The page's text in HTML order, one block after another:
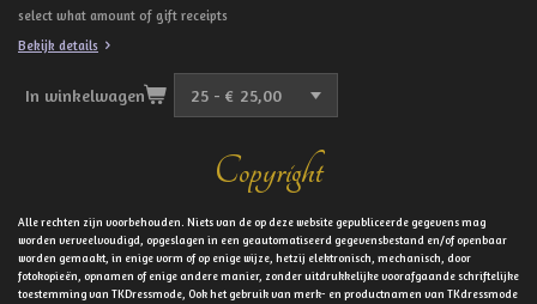
select what amount of gift receipts
Bekijk details
In winkelwagen
Copyright
Alle rechten zijn voorbehouden. Niets van de op deze website gepubliceerde gegevens mag
worden verveelvoudigd, opgeslagen in een geautomatiseerd gegevensbestand en/of openbaar
worden gemaakt, in enige vorm of op enige wijze, hetzij elektronisch, mechanisch, door
fotokopieën, opnamen of enige andere manier, zonder uitdrukkelijke voorafgaande schriftelijke
toestemming van TKDressmode, Ook het gebruik van merk- en productnamen van TKdressmode